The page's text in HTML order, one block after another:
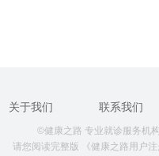
关于我们 联系我们
©健康之路 专业就诊服务机
请您阅读完整版
《健康之路用户